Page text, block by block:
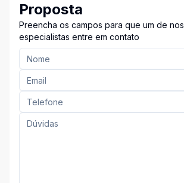
Proposta
Preencha os campos para que um de
especialistas entre em contato